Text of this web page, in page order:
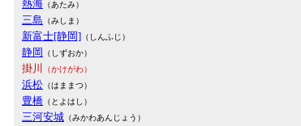
熱海 （あたみ）
三島 （みしま）
新富士[静岡] （しんふじ）
静岡 （しずおか）
掛川 （かけがわ）
浜松 （はままつ）
豊橋 （とよはし）
三河安城 （みかわあんじょう）